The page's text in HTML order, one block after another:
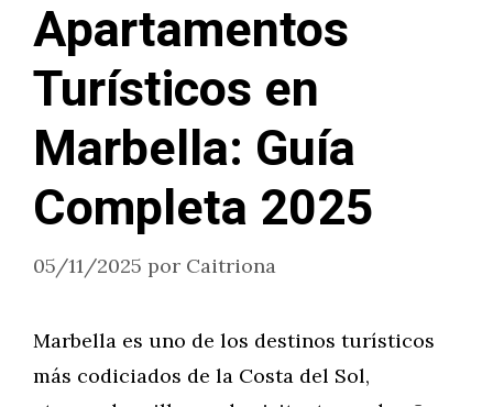
Apartamentos
Turísticos en
Marbella: Guía
Completa 2025
05/11/2025 por Caitriona
Marbella es uno de los destinos turísticos
más codiciados de la Costa del Sol,